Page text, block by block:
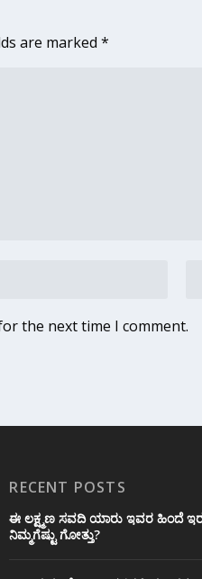
are marked*
the next time I comment.
RECENT POSTS
ಈ ಲಕ್ಷ್ಮಣ ಸವದಿ ಯಾರು ಇವರ ಹಿಂದೆ
ನಿಮ್ಮಗೆಷ್ಟು ಗೋತ್ತು?